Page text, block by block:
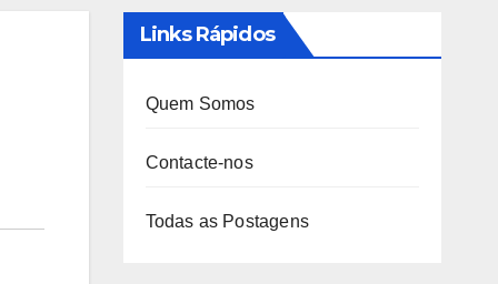
Links Rápidos
Quem Somos
Contacte-nos
Todas as Postagens